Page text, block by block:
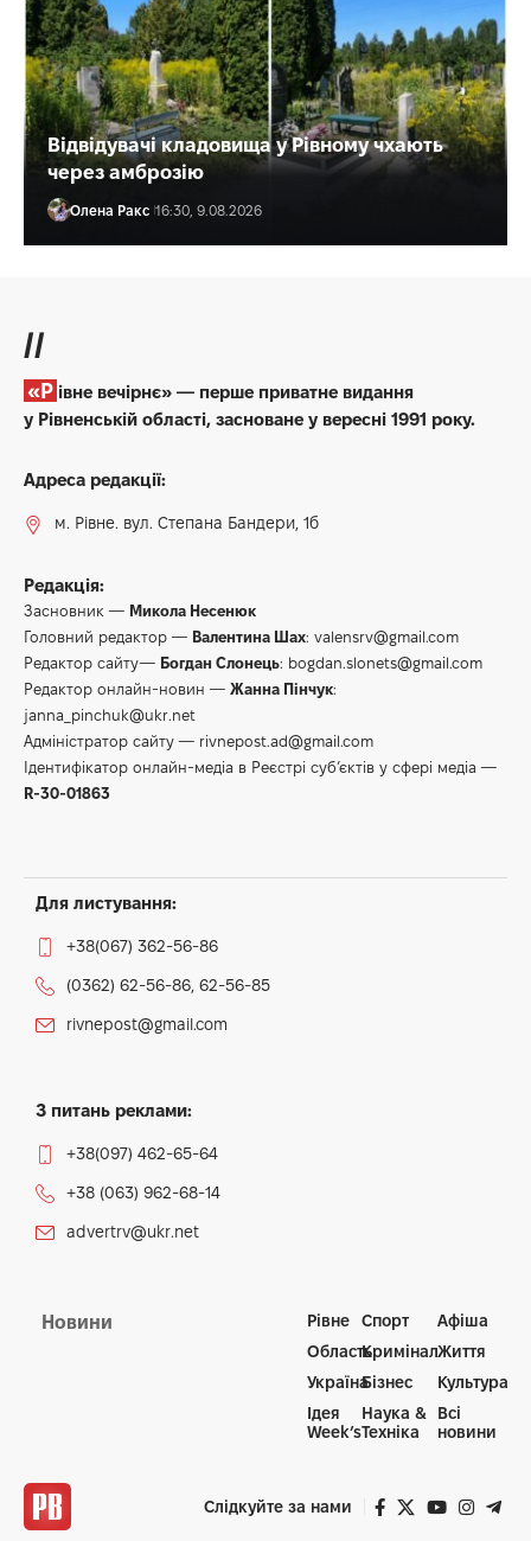
Відвідувачі кладовища у Рівному чхають
через амброзію
Олена Ракс 16:30, 9.08.2026
//
«Рівне вечірнє» — перше приватне видання
у Рівненській області, засноване у вересні 1991 року.
Адреса редакції:
м. Рівне. вул. Степана Бандери, 1б
Редакція:
Засновник — Микола Несенюк
Головний редактор — Валентина Шах: valensrv@gmail.com
Редактор сайту— Богдан Слонець: bogdan.slonets@gmail.com
Редактор онлайн-новин — Жанна Пінчук:
janna_pinchuk@ukr.net
Адміністратор сайту — rivnepost.ad@gmail.com
Ідентифікатор онлайн-медіа в Реєстрі суб’єктів у сфері медіа —
R-30-01863
Для листування:
+38(067) 362-56-86
(0362) 62-56-86, 62-56-85
rivnepost@gmail.com
З питань реклами:
+38(097) 462-65-64
+38 (063) 962-68-14
advertrv@ukr.net
Новини
Рівне
Область
Україна
Ідея
Week’s
Спорт
Кримінал
Бізнес
Наука &
Техніка
Афіша
Життя
Культура
Всі
новини
Слідкуйте за нами